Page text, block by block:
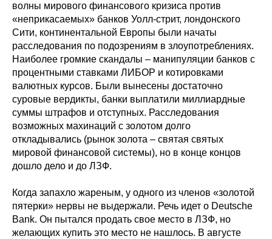
волны мирового финансового кризиса против
«неприкасаемых» банков Уолл-стрит, лондонского
Сити, континентальной Европы были начаты
расследования по подозрениям в злоупотреблениях.
Наиболее громкие скандалы – манипуляции банков с
процентными ставками ЛИБОР и котировками
валютных курсов. Были вынесены достаточно
суровые вердикты, банки выплатили миллиардные
суммы штрафов и отступных. Расследования
возможных махинаций с золотом долго
откладывались (рынок золота – святая святых
мировой финансовой системы), но в конце концов
дошло дело и до ЛЗФ.
Когда запахло жареным, у одного из членов «золотой
пятерки» нервы не выдержали. Речь идет о Deutsche
Bank. Он пытался продать свое место в ЛЗФ, но
желающих купить это место не нашлось. В августе